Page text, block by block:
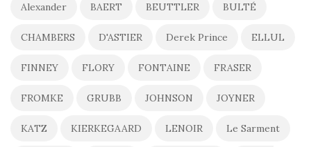
Alexander BAERT BEUTTLER BULTÉ
CHAMBERS D'ASTIER Derek Prince ELLUL
FINNEY FLORY FONTAINE FRASER
FROMKE GRUBB JOHNSON JOYNER
KATZ KIERKEGAARD LENOIR Le Sarment